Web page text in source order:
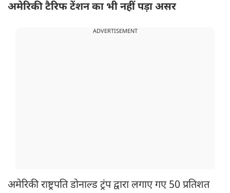
अमेरिकी टैरिफ टेंशन का भी नहीं पड़ा असर
ADVERTISEMENT
अमेरिकी राष्ट्रपति डोनाल्ड ट्रंप द्वारा लगाए गए 50 प्रतिशत